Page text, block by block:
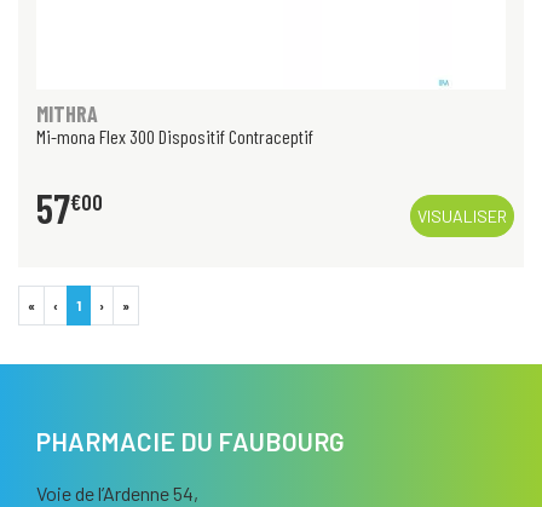
MITHRA
Mi-mona Flex 300 Dispositif Contraceptif
57€00
VISUALISER
« ‹ 1 › »
PHARMACIE DU FAUBOURG
Voie de l’Ardenne 54,